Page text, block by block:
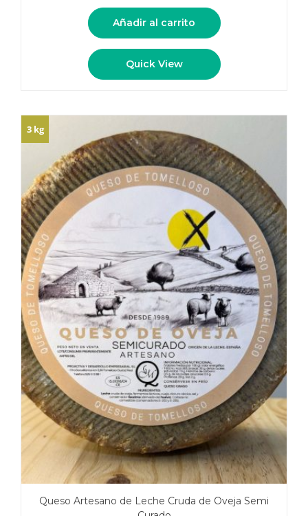
Añadir al carrito
Quick View
3 kg
Queso Artesano de Leche Cruda de Oveja Semi